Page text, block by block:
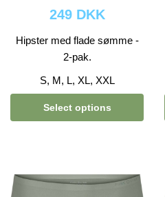
249 DKK
Hipster med flade sømme -
2-pak.
S, M, L, XL, XXL
Select options